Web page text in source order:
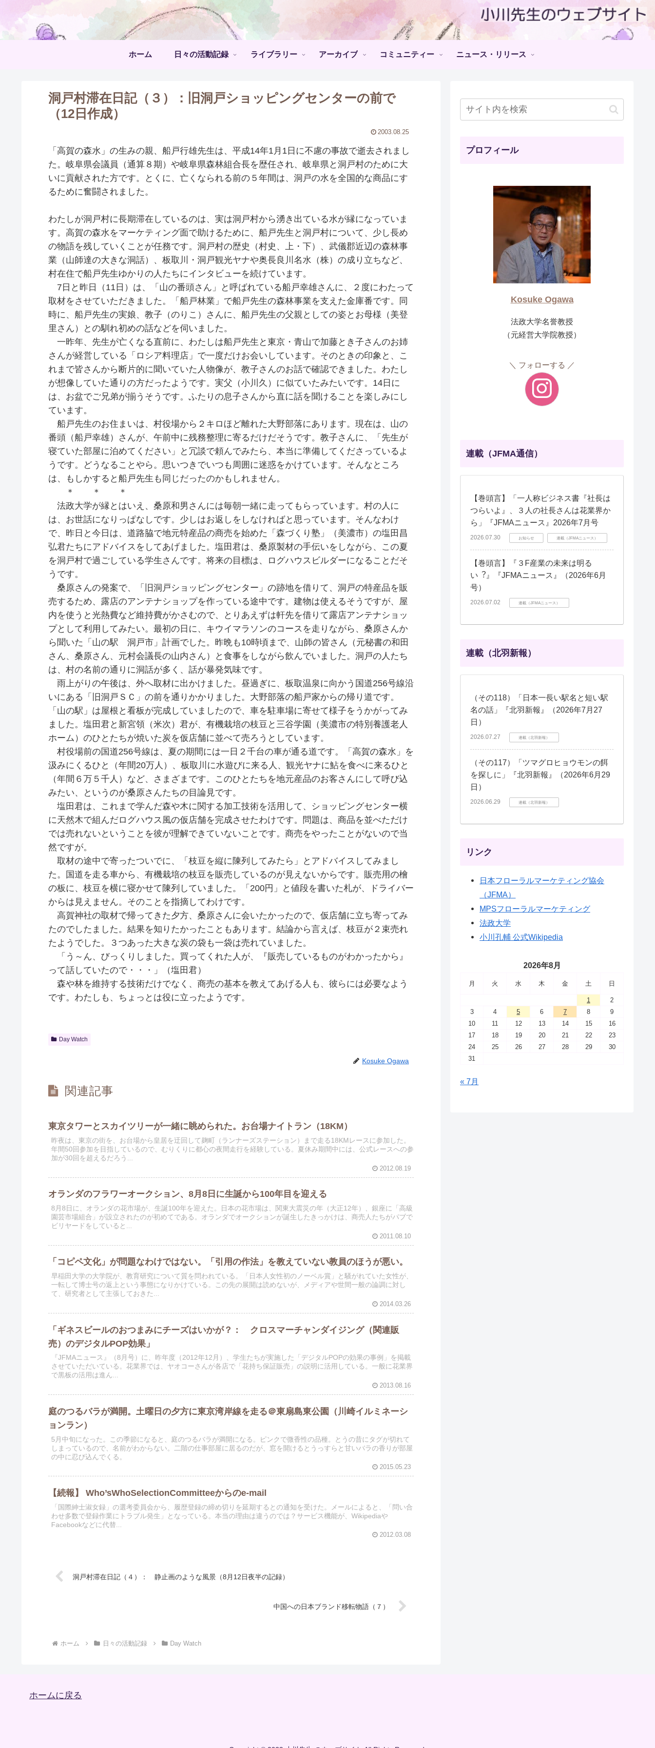
ホーム 日々の活動記録 ライブラリー アーカイブ コミュニティー ニュース・リリース
洞戸村滞在日記（３）：旧洞戸ショッピングセンターの前で
（12日作成）
2003.08.25
「高賀の森水」の生みの親、船戸行雄先生は、平成14年1月1日に不慮の事故で逝去されまし
た。岐阜県会議員（通算８期）や岐阜県森林組合長を歴任され、岐阜県と洞戸村のために大
いに貢献された方です。とくに、亡くなられる前の５年間は、洞戸の水を全国的な商品にす
るために奮闘されました。
わたしが洞戸村に長期滞在しているのは、実は洞戸村から湧き出ている水が縁になっていま
す。高賀の森水をマーケティング面で助けるために、船戸先生と洞戸村について、少し長め
の物語を残していくことが任務です。洞戸村の歴史（村史、上・下）、武儀郡近辺の森林事
業（山師達の大きな洞話）、板取川・洞戸観光ヤナや奥長良川名水（株）の成り立ちなど、
村在住で船戸先生ゆかりの人たちにインタビューを続けています。
7日と昨日（11日）は、「山の番頭さん」と呼ばれている船戸幸雄さんに、２度にわたって
取材をさせていただきました。「船戸林業」で船戸先生の森林事業を支えた金庫番です。同
時に、船戸先生の実娘、教子（のりこ）さんに、船戸先生の父親としての姿とお母様（美登
里さん）との馴れ初めの話などを伺いました。
一昨年、先生が亡くなる直前に、わたしは船戸先生と東京・青山で加藤とき子さんのお姉
さんが経営している「ロシア料理店」で一度だけお会いしています。そのときの印象と、こ
れまで皆さんから断片的に聞いていた人物像が、教子さんのお話で確認できました。わたし
が想像していた通りの方だったようです。実父（小川久）に似ていたみたいです。14日に
は、お盆でご兄弟が揃うそうです。ふたりの息子さんから直に話を聞けることを楽しみにし
ています。
船戸先生のお住まいは、村役場から２キロほど離れた大野部落にあります。現在は、山の
番頭（船戸幸雄）さんが、午前中に残務整理に寄るだけだそうです。教子さんに、「先生が
寝ていた部屋に泊めてください」と冗談で頼んでみたら、本当に準備してくださっているよ
うです。どうなることやら。思いつきでいつも周囲に迷惑をかけています。そんなところ
は、もしかすると船戸先生も同じだったのかもしれません。
＊ ＊ ＊
法政大学が縁とはいえ、桑原和男さんには毎朝一緒に走ってもらっています。村の人に
は、お世話になりっぱなしです。少しはお返しをしなければと思っています。そんなわけ
で、昨日と今日は、道路脇で地元特産品の商売を始めた「森づくり塾」（美濃市）の塩田昌
弘君たちにアドバイスをしてあげました。塩田君は、桑原製材の手伝いをしながら、この夏
を洞戸村で過ごしている学生さんです。将来の目標は、ログハウスビルダーになることだそ
うです。
桑原さんの発案で、「旧洞戸ショッピングセンター」の跡地を借りて、洞戸の特産品を販
売するため、露店のアンテナショップを作っている途中です。建物は使えるそうですが、屋
内を使うと光熱費など維持費がかさむので、とりあえずは軒先を借りて露店アンテナショッ
プとして利用してみたい。最初の日に、キウイマラソンのコースを走りながら、桑原さんか
ら聞いた「山の駅 洞戸市」計画でした。昨晩も10時頃まで、山師の皆さん（元秘書の和田
さん、桑原さん、元村会議長の山内さん）と食事をしながら飲んでいました。洞戸の人たち
は、村の名前の通りに洞話が多く、話が暴発気味です。
雨上がりの午後は、外へ取材に出かけました。昼過ぎに、板取温泉に向かう国道256号線沿
いにある「旧洞戸ＳＣ」の前を通りかかりました。大野部落の船戸家からの帰り道です。
「山の駅」は屋根と看板が完成していましたので、車を駐車場に寄せて様子をうかがってみ
ました。塩田君と新宮領（米次）君が、有機栽培の枝豆と三谷学園（美濃市の特別養護老人
ホーム）のひとたちが焼いた炭を仮店舗に並べて売ろうとしています。
村役場前の国道256号線は、夏の期間には一日２千台の車が通る道です。「高賀の森水」を
汲みにくるひと（年間20万人）、板取川に水遊びに来る人、観光ヤナに鮎を食べに来るひと
（年間６万５千人）など、さまざまです。このひとたちを地元産品のお客さんにして呼び込
みたい、というのが桑原さんたちの目論見です。
塩田君は、これまで学んだ森や木に関する加工技術を活用して、ショッピングセンター横
に天然木で組んだログハウス風の仮店舗を完成させたわけです。問題は、商品を並べただけ
では売れないということを彼が理解できていないことです。商売をやったことがないので当
然ですが。
取材の途中で寄ったついでに、「枝豆を縦に陳列してみたら」とアドバイスしてみまし
た。国道を走る車から、有機栽培の枝豆を販売しているのが見えないからです。販売用の檜
の板に、枝豆を横に寝かせて陳列していました。「200円」と値段を書いた札が、ドライバー
からは見えません。そのことを指摘してわけです。
高賀神社の取材で帰ってきた夕方、桑原さんに会いたかったので、仮店舗に立ち寄ってみ
たのでしたました。結果を知りたかったこともあります。結論から言えば、枝豆が２束売れ
たようでした。３つあった大きな炭の袋も一袋は売れていました。
「う～ん、びっくりしました。買ってくれた人が、『販売しているものがわかったから』
って話していたので・・・」（塩田君）
森や林を維持する技術だけでなく、商売の基本を教えてあげる人も、彼らには必要なよう
です。わたしも、ちょっとは役に立ったようです。
Day Watch
Kosuke Ogawa
関連記事
東京タワーとスカイツリーが一緒に眺められた。お台場ナイトラン（18KM）
昨夜は、東京の街を、お台場から皇居を迂回して麹町（ランナーズステーション）まで走る18KMレースに参加した。
年間50回参加を目指しているので、むりくりに都心の夜間走行を経験している。夏休み期間中には、公式レースへの参
加が30回を超えるだろう...
2012.08.19
オランダのフラワーオークション、8月8日に生誕から100年目を迎える
8月8日に、オランダの花市場が、生誕100年を迎えた。日本の花市場は、関東大震災の年（大正12年）、銀座に「高級
園芸市場組合」が設立されたのが初めてである。オランダでオークションが誕生したきっかけは、商売人たちがパブで
ビリヤードをしていると...
2011.08.10
「コピペ文化」が問題なわけではない。「引用の作法」を教えていない教員のほうが悪い。
早稲田大学の大学院が、教育研究について質を問われている。「日本人女性初のノーベル賞」と騒がれていた女性が、
一転して博士号の返上という事態になりかけている。この先の展開は読めないが、メディアや世間一般の論調に対し
て、研究者として主張しておきた...
2014.03.26
「ギネスビールのおつまみにチーズはいかが？： クロスマーチャンダイジング（関連販
売）のデジタルPOP効果」
『JFMAニュース』（8月号）に、昨年度（2012年12月）、学生たちが実施した「デジタルPOPの効果の事例」を掲載
させていただいている。花業界では、ヤオコーさんが各店で「花持ち保証販売」の説明に活用している。一般に花業界
で黒板の活用は進ん...
2013.08.16
庭のつるバラが満開。土曜日の夕方に東京湾岸線を走る＠東扇島東公園（川崎イルミネーシ
ョンラン）
5月中旬になった。この季節になると、庭のつるバラが満開になる。ピンクで微香性の品種。とうの昔にタグが切れて
しまっているので、名前がわからない。二階の仕事部屋に居るのだが、窓を開けるとうっすらと甘いバラの香りが部屋
の中に忍び込んでくる。
2015.05.23
【続報】 Who’sWhoSelectionCommitteeからのe-mail
「国際紳士淑女録」の選考委員会から、履歴登録の締め切りを延期するとの通知を受けた。メールによると、「問い合
わせ多数で登録作業にトラブル発生」となっている。本当の理由は違うのでは？サービス機能が、Wikipediaや
Facebookなどに代替...
2012.03.08
洞戸村滞在日記（４）： 静止画のような風景（8月12日夜半の記録）
中国への日本ブランド移転物語（７）
ホーム 日々の活動記録 Day Watch
プロフィール
Kosuke Ogawa
法政大学名誉教授
（元経営大学院教授）
フォローする
連載（JFMA通信）
【巻頭言】「一人称ビジネス書『社長は
つらいよ』、３人の社長さんは花業界か
ら」『JFMAニュース』2026年7月号
2026.07.30 お知らせ 連載（JFMAニュース）
【巻頭言】『３F産業の未来は明る
い︖』『JFMAニュース』（2026年6月
号）
2026.07.02 連載（JFMAニュース）
連載（北羽新報）
（その118）「日本一長い駅名と短い駅
名の話」『北羽新報』（2026年7月27
日）
2026.07.27 連載（北羽新報）
（その117）「ツマグロヒョウモンの餌
を探しに」『北羽新報』（2026年6月29
日）
2026.06.29 連載（北羽新報）
リンク
日本フローラルマーケティング協会
（JFMA）
MPSフローラルマーケティング
法政大学
小川孔輔 公式Wikipedia
2026年8月
月 火 水 木 金 土 日
1
2
3
4 5 6 7 8
9
10
11 12 13 14 15
16
17
18 19 20 21 22
23
24
25 26 27 28 29
30
31
« 7月
ホームに戻る